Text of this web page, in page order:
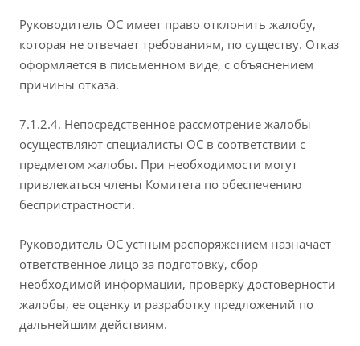
Руководитель ОС имеет право отклонить жалобу,
которая не отвечает требованиям, по существу. Отказ
оформляется в письменном виде, с объяснением
причины отказа.
7.1.2.4. Непосредственное рассмотрение жалобы
осуществляют специалисты ОС в соответствии с
предметом жалобы. При необходимости могут
привлекаться члены Комитета по обеспечению
беспристрастности.
Руководитель ОС устным распоряжением назначает
ответственное лицо за подготовку, сбор
необходимой информации, проверку достоверности
жалобы, ее оценку и разработку предложений по
дальнейшим действиям.